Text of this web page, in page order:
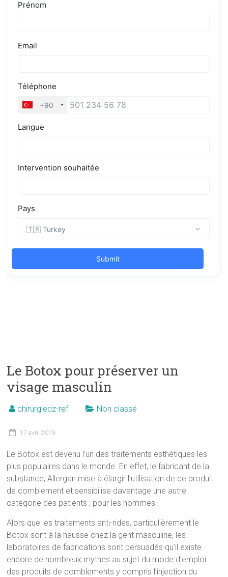
Le Botox pour préserver un
visage masculin
chirurgiedz-ref Non classé
17 avril 2019
Le Botox est devenu l’un des traitements esthétiques les
plus populaires dans le monde. En effet, le fabricant de la
substance, Allergan mise à élargir l’utilisation de ce produit
de comblement et sensibilise davantage une autre
catégorie des patients ; pour les hommes.
Alors que les traitements anti-rides, particulièrement le
Botox sont à la hausse chez la gent masculine, les
laboratoires de fabrications sont persuadés qu’il existe
encore de nombreux mythes au sujet du mode d’emploi
des produits de comblements y compris l’injection du